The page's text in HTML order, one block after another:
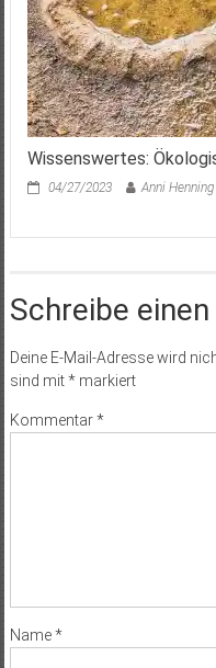
Wissenswertes:
04/27/2023 Anni Henning
Schreibe
Deine E-Mail-Adresse wird
sind mit*markiert
Kommentar*
Name*